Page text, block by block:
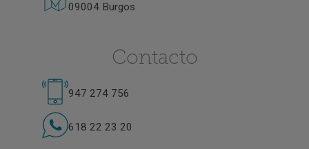
09004 Burgos
Contacto
947 274 756
618 22 23 20